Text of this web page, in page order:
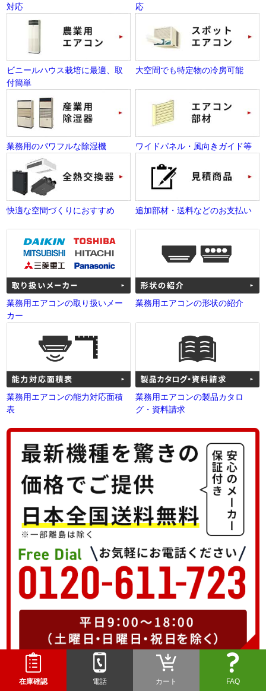
対応
応
ビニールハウス栽培に最適、取
付簡単
大空間でも特定物の冷房可能
業務用のパワフルな除湿機 ワイドパネル・風向きガイド等
快適な空間づくりにおすすめ 追加部材・送料などのお支払い
業務用エアコンの取り扱いメー
カー
業務用エアコンの形状の紹介
業務用エアコンの能力対応面積
表
業務用エアコンの製品カタロ
グ・資料請求
在庫確認 電話 カート FAQ